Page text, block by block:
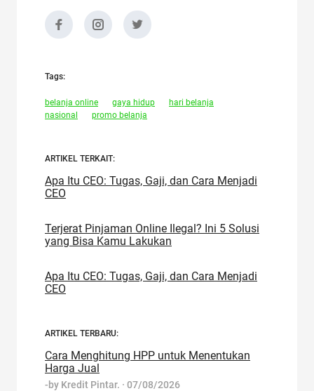
Tags:
belanja online gaya hidup
hari belanja
nasional
promo belanja
ARTIKEL TERKAIT:
Apa Itu CEO: Tugas, Gaji, dan Cara Menjadi
CEO
Terjerat Pinjaman Online Ilegal? Ini 5 Solusi
yang Bisa Kamu Lakukan
Apa Itu CEO: Tugas, Gaji, dan Cara Menjadi
CEO
ARTIKEL TERBARU:
Cara Menghitung HPP untuk Menentukan
Harga Jual
-by Kredit Pintar. · 07/08/2026